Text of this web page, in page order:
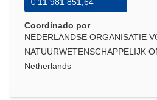
Coordinado por
NEDERLANDSE ORGANISATIE
NATUURWETENSCHAPPELIJK
Netherlands